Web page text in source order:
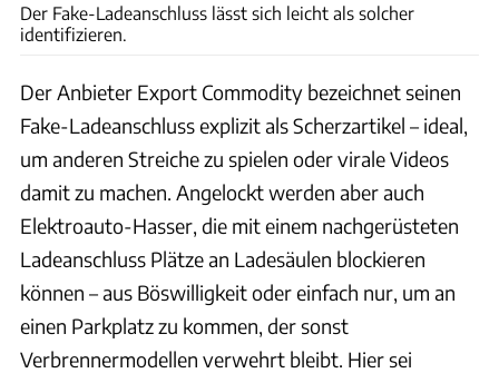
Der Fake-Ladeanschluss lässt sich leicht als solcher
identifizieren.
Der Anbieter Export Commodity bezeichnet seinen
Fake-Ladeanschluss explizit als Scherzartikel – ideal,
um anderen Streiche zu spielen oder virale Videos
damit zu machen. Angelockt werden aber auch
Elektroauto-Hasser, die mit einem nachgerüsteten
Ladeanschluss Plätze an Ladesäulen blockieren
können – aus Böswilligkeit oder einfach nur, um an
einen Parkplatz zu kommen, der sonst
Verbrennermodellen verwehrt bleibt. Hier sei